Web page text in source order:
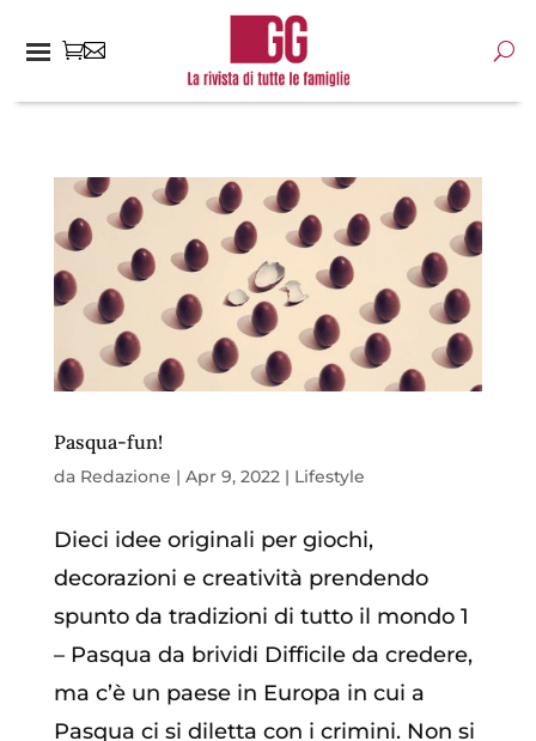
Pasqua-fun!
da Redazione | Apr 9, 2022| Lifestyle
Dieci idee originali per giochi,
decorazioni e creatività prendendo
spunto da tradizioni di tutto il mondo 1
– Pasqua da brividi Difficile da credere,
ma c’è un paese in Europa in cui a
Pasqua ci si diletta con i crimini. Non si